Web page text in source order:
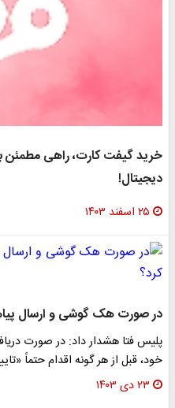
خرید گیفت کارت، راهی
دیجیتال!
۲۵ اسفند ۱۴۰۳
در صورت هک گوشی و ارسال
پلیس فتا هشدار داد: در صورت
خود، قبل از هر گونه اقدام حتماً
۲۳ دی ۱۴۰۳